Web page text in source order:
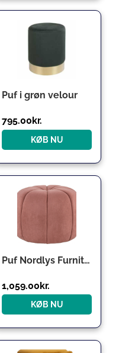
Puf i grøn velour
795.00 kr.
KØB NU
Puf Nordlys Furniture Fjord lyserød fløjl Ø50 x H38 cm fodskammel med træbase OEKO-TEX
1,059.00kr.
KØB NU